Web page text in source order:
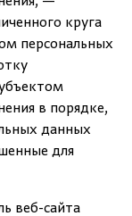
круга
персональных
в порядке,
данных
для
веб-сайта